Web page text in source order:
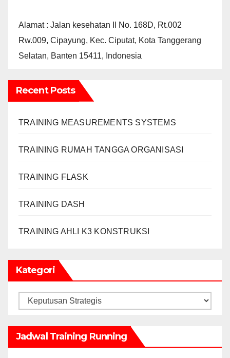
Alamat : Jalan kesehatan II No. 168D, Rt.002
Rw.009, Cipayung, Kec. Ciputat, Kota Tanggerang
Selatan, Banten 15411, Indonesia
Recent Posts
TRAINING MEASUREMENTS SYSTEMS
TRAINING RUMAH TANGGA ORGANISASI
TRAINING FLASK
TRAINING DASH
TRAINING AHLI K3 KONSTRUKSI
Kategori
Kategori
Jadwal Training Running